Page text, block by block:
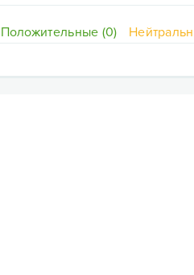
Положительные (0)